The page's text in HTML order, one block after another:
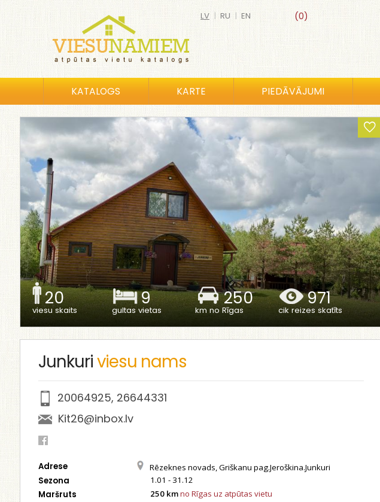
(0)
LV | RU | EN
KATALOGS KARTE PIEDĀVĀJUMI
20
viesu skaits
9
gultas vietas
250
km no Rīgas
971
cik reizes skatīts
Junkuriviesu nams
20064925, 26644331
Kit26@inbox.lv
Adrese Rēzeknes novads, Griškanu pag.Jeroškina.Junkuri
Sezona 1.01 - 31.12
Maršruts 250 kmno Rīgas uz atpūtas vietu